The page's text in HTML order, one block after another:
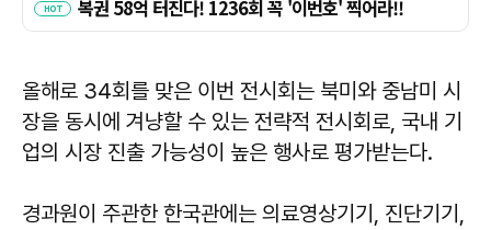
올해로 34회를 맞은 이번 전시회는 북미와 중남미 시
장을 동시에 겨냥할 수 있는 전략적 전시회로, 국내 기
업의 시장 진출 가능성이 높은 행사로 평가받는다.
경과원이 주관한 한국관에는 의료영상기기, 진단기기,